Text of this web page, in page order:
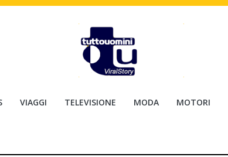
VIAGGI TELEVISIONE MODA MOTORI